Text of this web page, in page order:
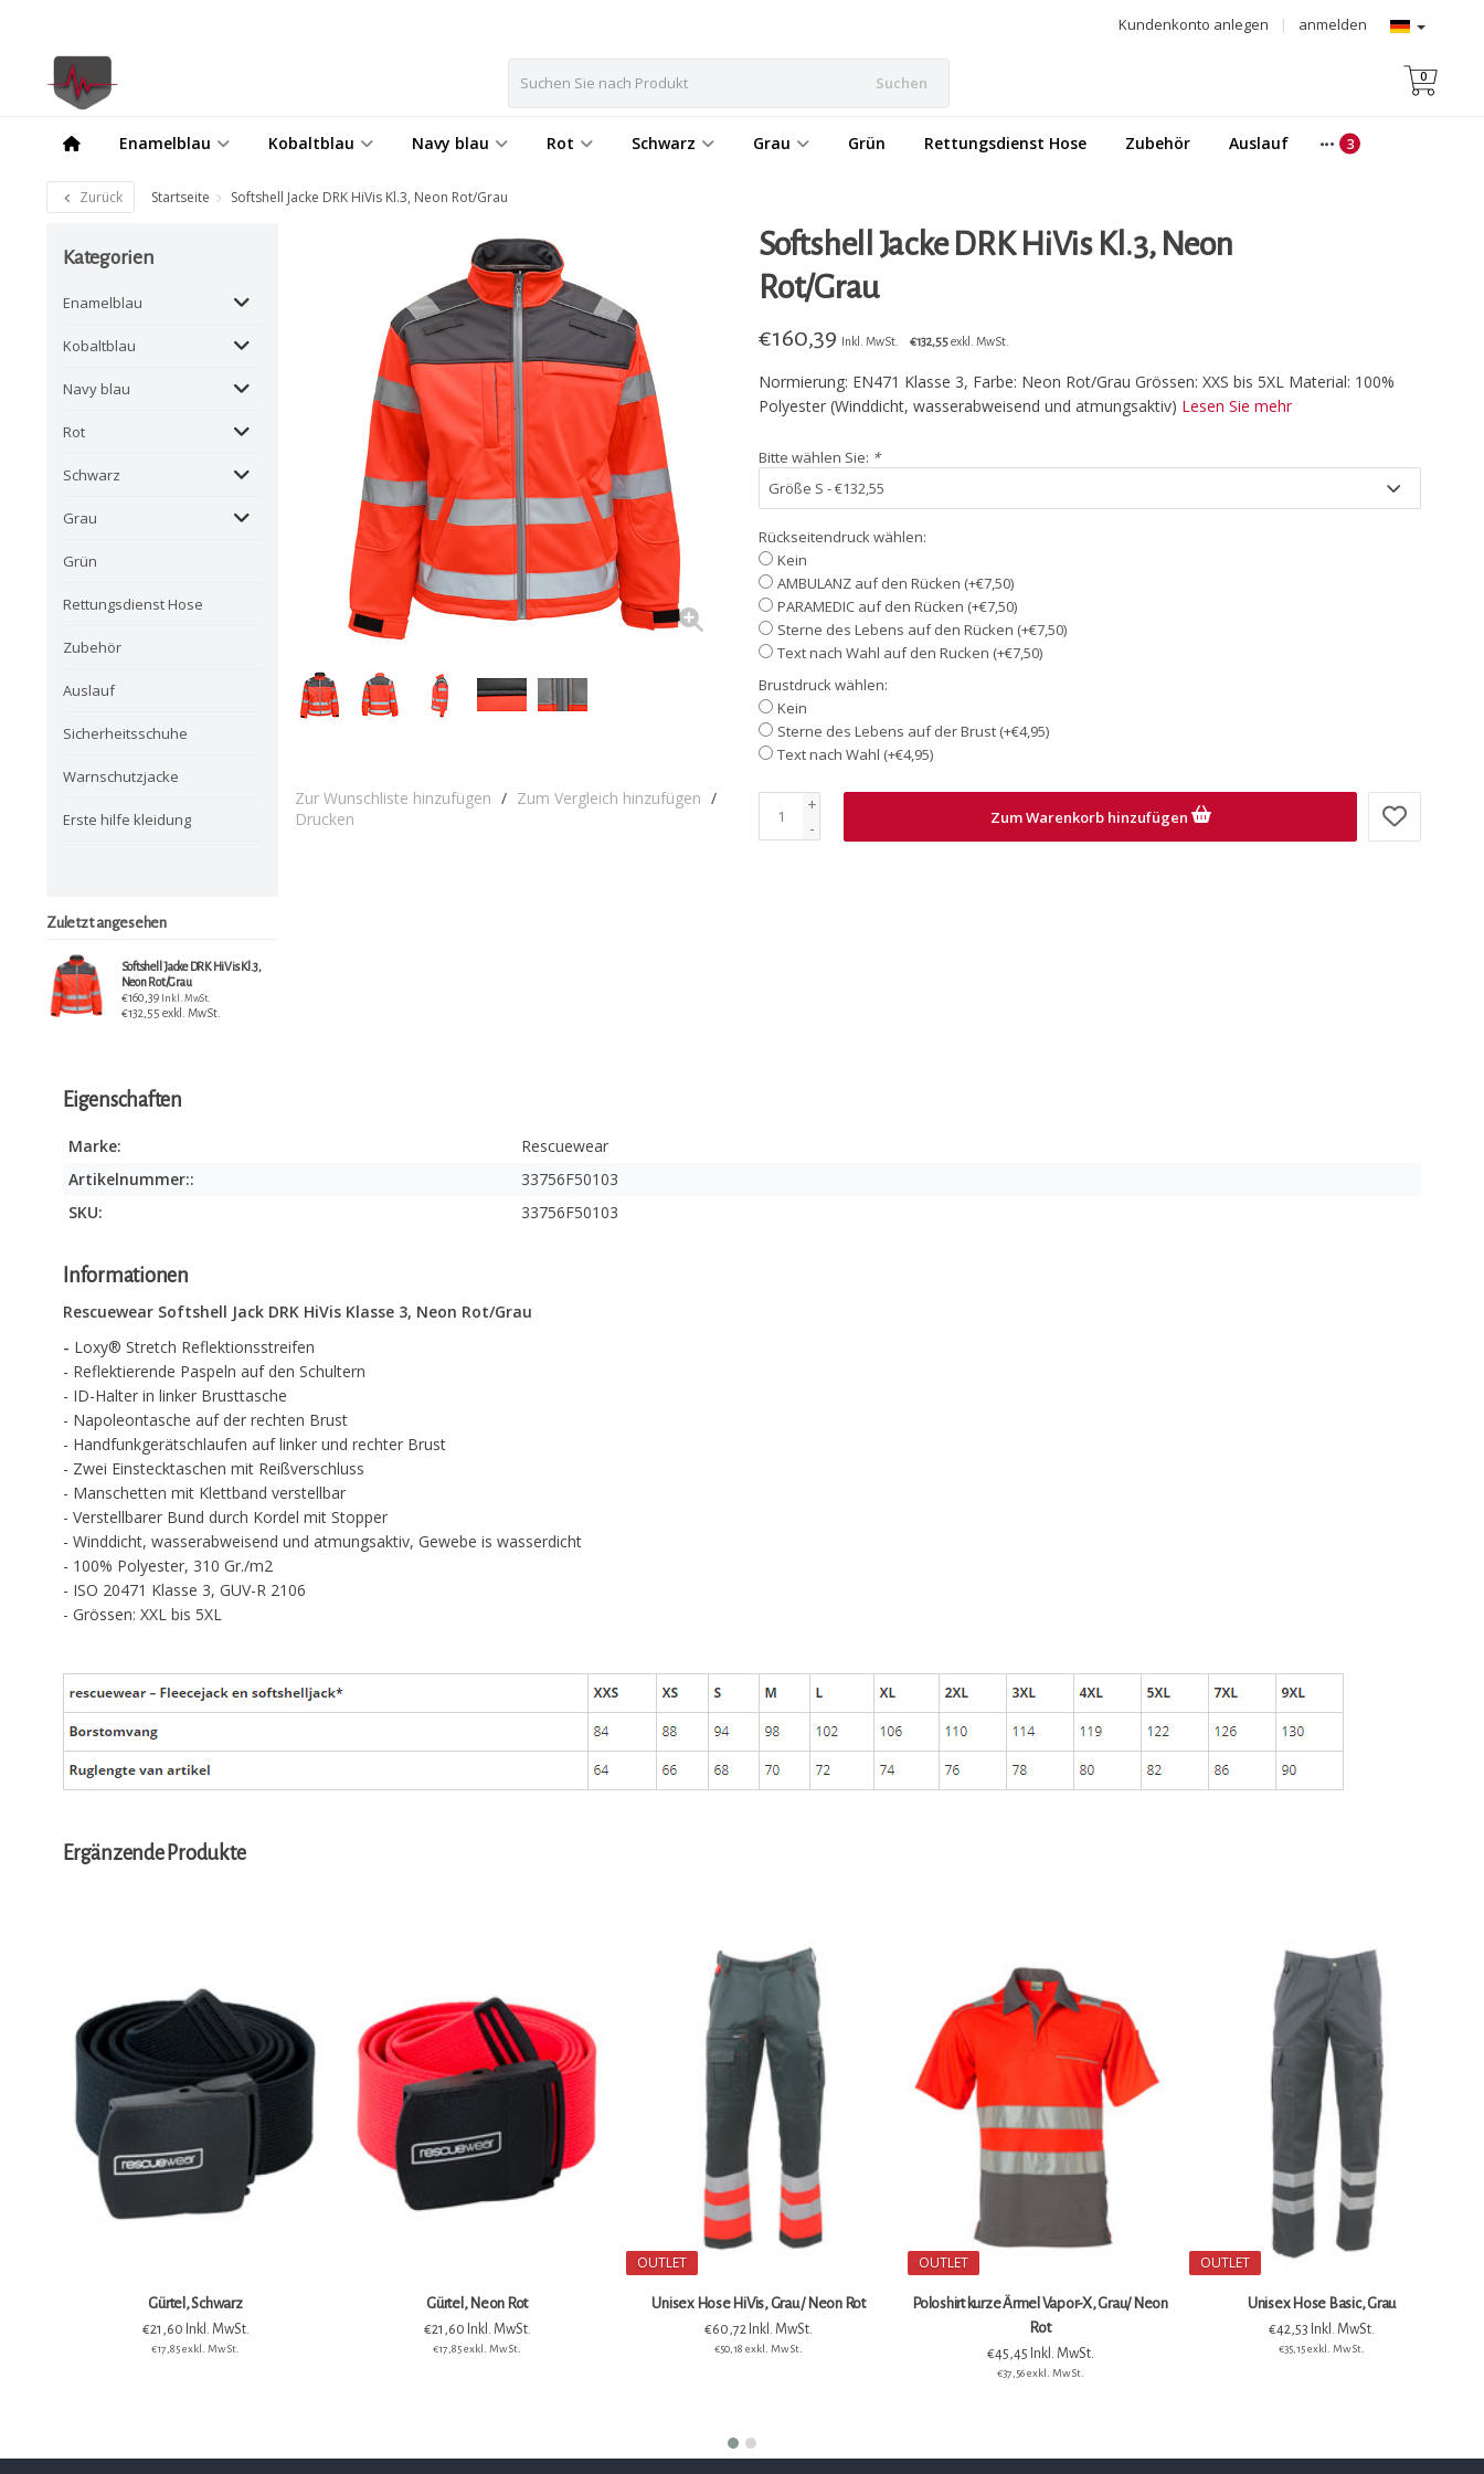
anmelden
|
Kundenkonto anlegen
Suchen 0
Enamelblau Kobaltblau Navy blau Rot Schwarz Grau Grün Rettungsdienst Hose Zubehör Auslauf
Zurück Startseite Softshell Jacke DRK HiVis Kl.3, Neon Rot/Grau
Kategorien
Enamelblau
Kobaltblau
Navy blau
Rot
Schwarz
Grau
Grün
Rettungsdienst Hose
Zubehör
Auslauf
Sicherheitsschuhe
Warnschutzjacke
Erste hilfe kleidung
Zuletzt angesehen
Softshell Jacke DRK HiVis Kl.3,
Neon Rot/Grau
€160,39 Inkl. MwSt.
€132,55 exkl. MwSt.
Zur Wunschliste hinzufügen / Zum Vergleich hinzufügen /
Drucken
Softshell Jacke DRK HiVis Kl.3, Neon
Rot/Grau
€160,39 Inkl. MwSt. €132,55exkl. MwSt.
Normierung: EN471 Klasse 3, Farbe: Neon Rot/Grau Grössen: XXS bis 5XL Material: 100%
Polyester (Winddicht, wasserabweisend und atmungsaktiv) Lesen Sie mehr
Bitte wählen Sie: *
Rückseitendruck wählen:
Kein
AMBULANZ auf den Rücken (+€7,50)
PARAMEDIC auf den Rücken (+€7,50)
Sterne des Lebens auf den Rücken (+€7,50)
Text nach Wahl auf den Rucken (+€7,50)
Brustdruck wählen:
Kein
Sterne des Lebens auf der Brust (+€4,95)
Text nach Wahl (+€4,95)
+
-
Zum Warenkorb hinzufügen
Eigenschaften
Marke:
Rescuewear
Artikelnummer::
33756F50103
SKU:
33756F50103
Informationen
Rescuewear Softshell Jack DRK HiVis Klasse 3, Neon Rot/Grau
- Loxy® Stretch Reflektionsstreifen
- Reflektierende Paspeln auf den Schultern
- ID-Halter in linker Brusttasche
- Napoleontasche auf der rechten Brust
- Handfunkgerätschlaufen auf linker und rechter Brust
- Zwei Einstecktaschen mit Reißverschluss
- Manschetten mit Klettband verstellbar
- Verstellbarer Bund durch Kordel mit Stopper
- Winddicht, wasserabweisend und atmungsaktiv, Gewebe is wasserdicht
- 100% Polyester, 310 Gr./m2
- ISO 20471 Klasse 3, GUV-R 2106
- Grössen: XXL bis 5XL
Ergänzende Produkte
Gürtel, Neon Rot
€21,60 Inkl. MwSt.
€17,85 exkl. MwSt.
Unisex Hose HiVis, Grau / Neon Rot
€60,72 Inkl. MwSt.
€50,18 exkl. MwSt.
OUTLET
Poloshirt kurze Ärmel Vapor-X, Grau/ Neon
Rot
€45,45 Inkl. MwSt.
OUTLET
Unisex Hose Basic, Grau
€42,53 Inkl. MwSt.
€35,15 exkl. MwSt.
T-shirt langarm James, Grau
€18,51 Inkl. MwSt.
€15,30 exkl. MwSt.